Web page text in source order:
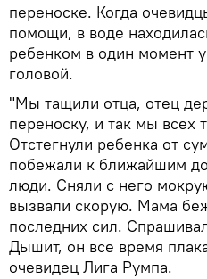
переноске. Когда
помощи, в воде
ребенком в один момент
головой.
"Мы тащили отца, отец
переноску, и так мы всех
Отстегнули ребенка от
побежали к ближайшим
люди. Сняли с него
вызвали скорую. Мама
последних сил.
Дышит, он все время
очевидец Лига Румпа.